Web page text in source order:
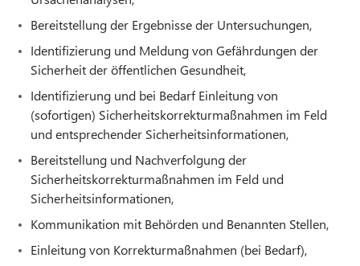
Bereitstellung der Ergebnisse der Untersuchungen,
Identifizierung und Meldung von Gefährdungen der
Sicherheit der öffentlichen Gesundheit,
Identifizierung und bei Bedarf Einleitung von
(sofortigen) Sicherheitskorrekturmaßnahmen im Feld
und entsprechender Sicherheitsinformationen,
Bereitstellung und Nachverfolgung der
Sicherheitskorrekturmaßnahmen im Feld und
Sicherheitsinformationen,
Kommunikation mit Behörden und Benannten Stellen,
Einleitung von Korrekturmaßnahmen (bei Bedarf),